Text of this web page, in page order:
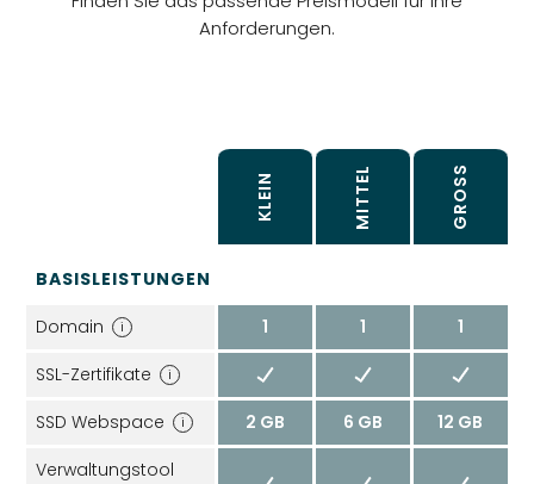
Anforderungen.
KLEIN MITTEL GROSS
BASISLEISTUNGEN
Domain
i 1 1
1
SSL-Zertifikate
i
SSD Webspace i 2 GB 6 GB
12 GB
Verwaltungs­tool